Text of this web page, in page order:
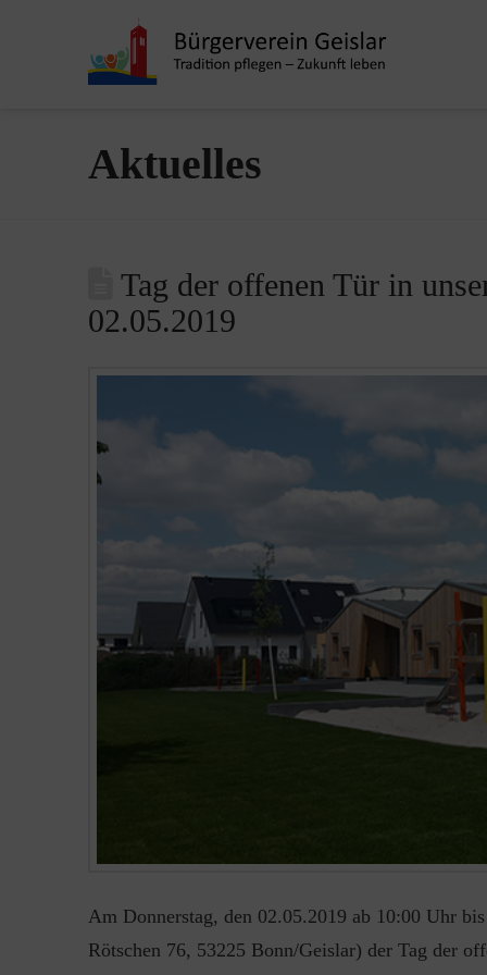
Aktuelles
Tag der offenen Tür in
02.05.2019
Am Donnerstag, den 02.05.2019 ab 10:00 Uhr
Rötschen 76, 53225 Bonn/Geislar) der Tag der